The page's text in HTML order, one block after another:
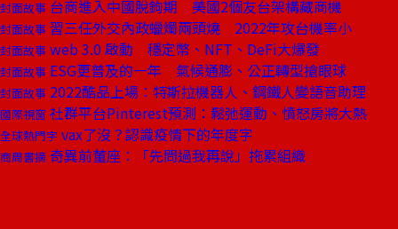
封面故事 台商進入中國脫鉤期 美國2個友台架構藏商機
封面故事 習三任外交內政蠟燭兩頭燒 2022年攻台機率小
封面故事 web 3.0 啟動 穩定幣、NFT、DeFi大爆發
封面故事 ESG更普及的一年 氣候通膨、公正轉型搶眼球
封面故事 2022酷品上場：特斯拉機器人、鋼鐵人變語音助理
國際視窗 社群平台Pinterest預測：鬆弛運動、憤怒房將大熱
全球熱門字 vax了沒？認識疫情下的年度字
商周書摘 奇異前董座：「先問過我再說」拖累組織